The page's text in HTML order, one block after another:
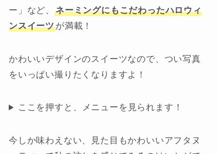
ー」など、 ネーミングにもこだわったハロウィ
ンスイーツが満載！
かわいいデザインのスイーツなので、つい写真
をいっぱい撮りたくなりますよ！
ここを押すと、メニューを見られます！
今しか味わえない、見た目もかわいいアフタヌ